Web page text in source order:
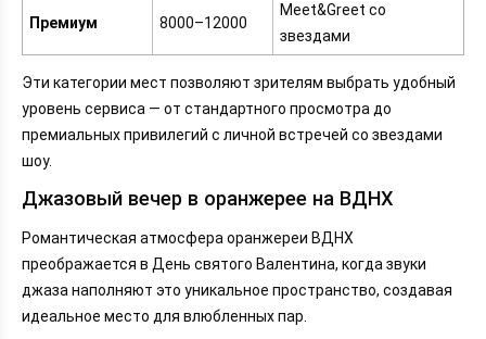
Премиум 8000–12000
Meet&Greet со
звездами
Эти категории мест позволяют зрителям выбрать удобный
уровень сервиса — от стандартного просмотра до
премиальных привилегий с личной встречей со звездами
шоу.
Джазовый вечер в оранжерее на ВДНХ
Романтическая атмосфера оранжереи ВДНХ
преображается в День святого Валентина, когда звуки
джаза наполняют это уникальное пространство, создавая
идеальное место для влюбленных пар.